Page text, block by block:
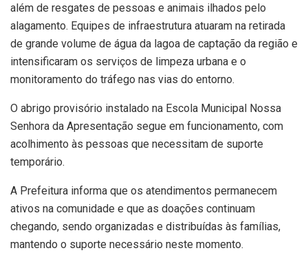
além de resgates de pessoas e animais ilhados pelo
alagamento. Equipes de infraestrutura atuaram na retirada
de grande volume de água da lagoa de captação da região e
intensificaram os serviços de limpeza urbana e o
monitoramento do tráfego nas vias do entorno.
O abrigo provisório instalado na Escola Municipal Nossa
Senhora da Apresentação segue em funcionamento, com
acolhimento às pessoas que necessitam de suporte
temporário.
A Prefeitura informa que os atendimentos permanecem
ativos na comunidade e que as doações continuam
chegando, sendo organizadas e distribuídas às famílias,
mantendo o suporte necessário neste momento.